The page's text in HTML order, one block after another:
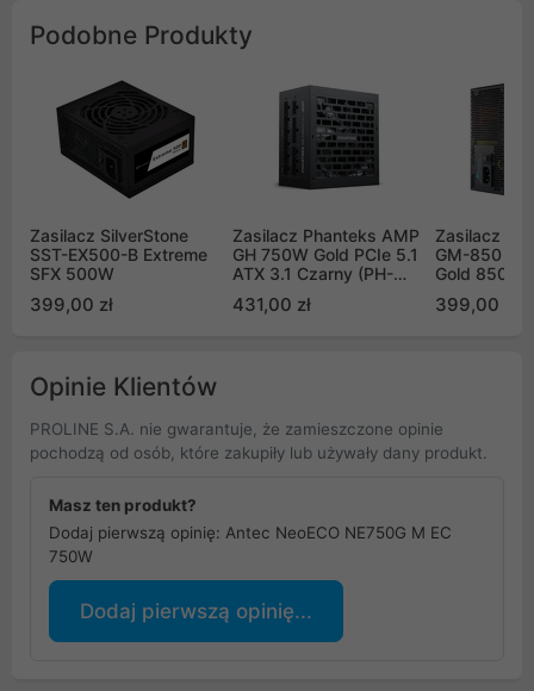
Podobne Produkty
Zasilacz SilverStone
SST-EX500-B Extreme
SFX 500W
399,00 zł
Zasilacz Phanteks AMP
GH 750W Gold PCIe 5.1
ATX 3.1 Czarny (PH-
P750GH_BK01_EU)
431,00 zł
Zasilacz
GM-850 v2 80Plus
Gold 850W
399,00 zł
Opinie Klientów
PROLINE S.A. nie gwarantuje, że zamieszczone opinie
pochodzą od osób, które zakupiły lub używały dany produkt.
Masz ten produkt?
Dodaj pierwszą opinię: Antec NeoECO NE750G M EC
750W
Dodaj pierwszą opinię...